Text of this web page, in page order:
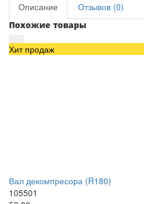
Описание Отзывов (0)
Похожие товары
Хит продаж
Вал декомпресора (R180)
105501